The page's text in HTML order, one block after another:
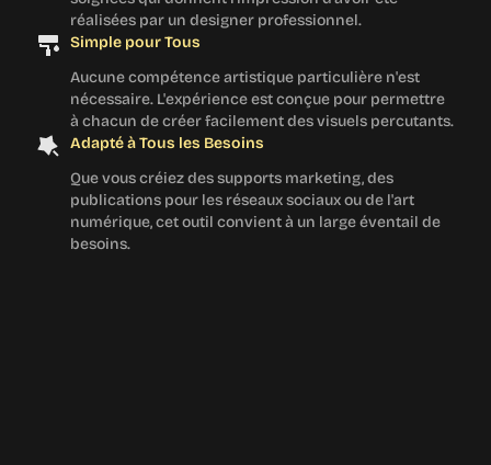
réalisées par un designer professionnel.
Simple pour Tous
Aucune compétence artistique particulière n'est
nécessaire. L'expérience est conçue pour permettre
à chacun de créer facilement des visuels percutants.
Adapté à Tous les Besoins
Que vous créiez des supports marketing, des
publications pour les réseaux sociaux ou de l'art
numérique, cet outil convient à un large éventail de
besoins.